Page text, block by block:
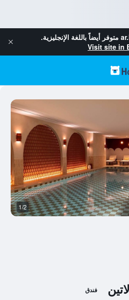
متوفر أيضاً باللغة الإنجليزية.
Visit site in
فندق
1/2